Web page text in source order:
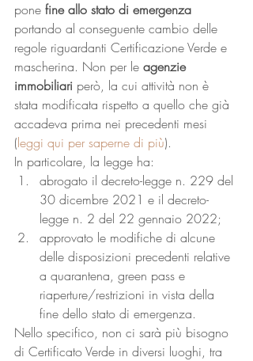
pone fine allo stato di emergenza
portando al conseguente cambio delle
regole riguardanti Certificazione Verde e
mascherina. Non per le agenzie
immobiliari però, la cui attività non è
stata modificata rispetto a quello che già
accadeva prima nei precedenti mesi
(leggi qui per saperne di più).
In particolare, la legge ha:
abrogato il decreto-legge n. 229 del
30 dicembre 2021 e il decreto-
legge n. 2 del 22 gennaio 2022;
approvato le modifiche di alcune
delle disposizioni precedenti relative
a quarantena, green pass e
riaperture/restrizioni in vista della
fine dello stato di emergenza.
Nello specifico, non ci sarà più bisogno
di Certificato Verde in diversi luoghi, tra